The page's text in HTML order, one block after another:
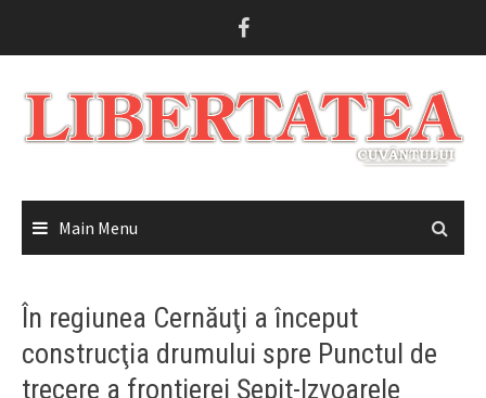
Main Menu
În regiunea Cernăuţi a început
construcţia drumului spre Punctul de
trecere a frontierei Şepit-Izvoarele